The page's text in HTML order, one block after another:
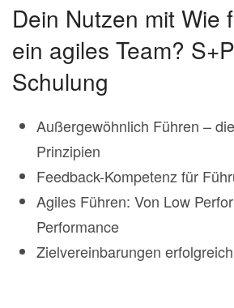
Dein Nutzen mit Wie
ein agiles Team?
Schulung
Außergewöhnlich Führen –
Prinzipien
Feedback-Kompetenz für
Agiles Führen: Von Low
Performance
Zielvereinbarungen